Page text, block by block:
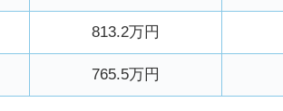
813.2万円
765.5万円